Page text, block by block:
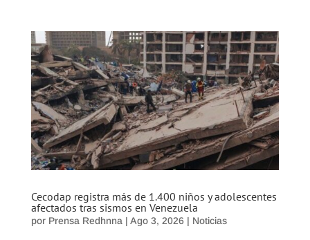
Cecodap registra más de 1.400 niños y adolescentes
afectados tras sismos en Venezuela
por Prensa Redhnna| Ago 3, 2026 | Noticias